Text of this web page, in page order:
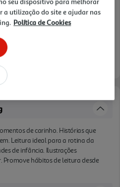
de carinho. Histórias que
Leitura ideal para a rotina da
de infância. Ilustrações
Promove hábitos de leitura desde
a utilização do site e ajudar nas
Política de Cookies